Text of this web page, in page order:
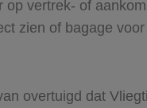
vertrek- of
zien of bagage
overtuigd dat